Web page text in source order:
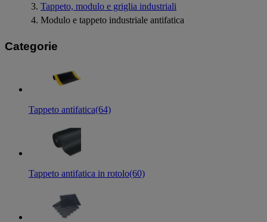
Tappeto, modulo e griglia industriali
Modulo e tappeto industriale antifatica
Categorie
Tappeto antifatica(64)
Tappeto antifatica in rotolo(60)